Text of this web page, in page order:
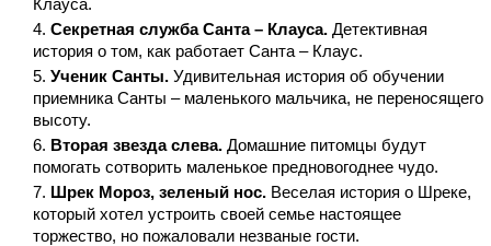
Клауса.
Секретная служба Санта – Клауса. Детективная
история о том, как работает Санта – Клаус.
Ученик Санты. Удивительная история об обучении
приемника Санты – маленького мальчика, не переносящего
высоту.
Вторая звезда слева. Домашние питомцы будут
помогать сотворить маленькое предновогоднее чудо.
Шрек Мороз, зеленый нос. Веселая история о Шреке,
который хотел устроить своей семье настоящее
торжество, но пожаловали незваные гости.